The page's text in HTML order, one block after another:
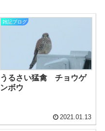
雑記ブログ
うるさい猛禽 チョウゲ
ンボウ
2021.01.13